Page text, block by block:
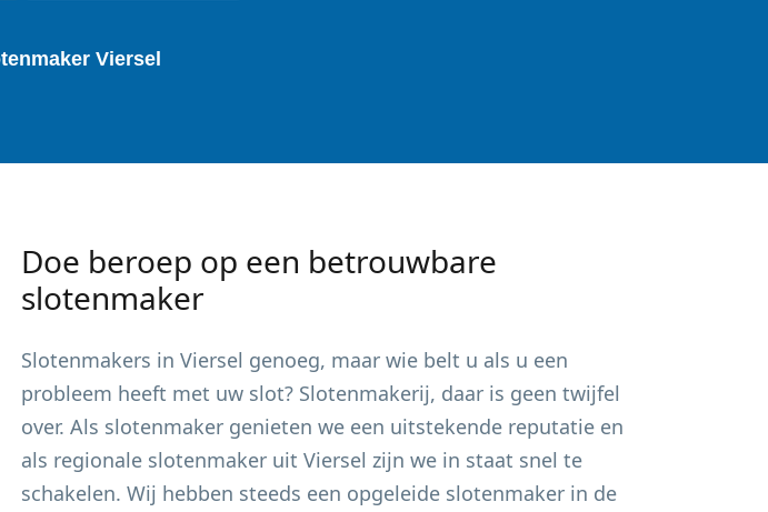
Viersel
Doe beroep op een betrouwbare
slotenmaker
Slotenmakers in Viersel genoeg, maar wie belt u als u een
probleem heeft met uw slot? Slotenmakerij, daar is geen twijfel
over. Als slotenmaker genieten we een uitstekende reputatie en
als regionale slotenmaker uit Viersel zijn we in staat snel te
schakelen. Wij hebben steeds een opgeleide slotenmaker in de